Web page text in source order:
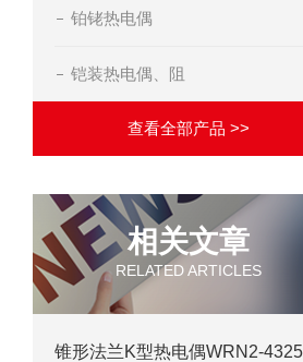
铂铑热电偶
铠装热电偶、阻
查看全部产品 >>
相关文章
RELATED ARTICLES